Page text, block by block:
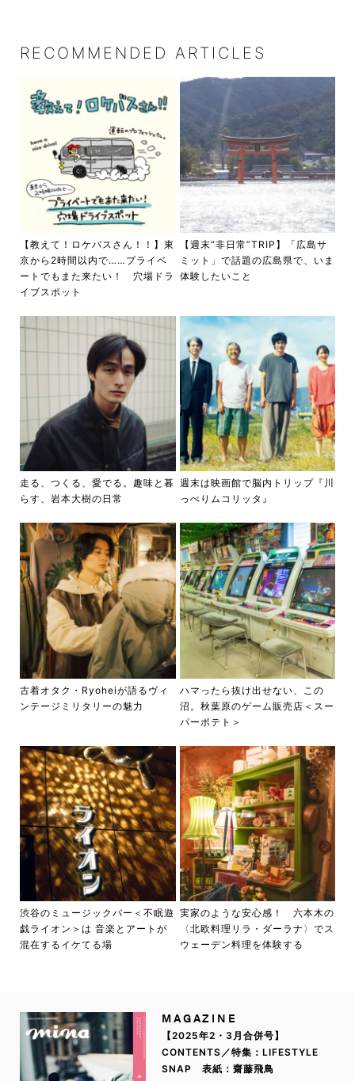
RECOMMENDED ARTICLES
【教えて！ロケバスさん！！】東
京から2時間以内で……プライベ
ートでもまた来たい！ 穴場ドラ
イブスポット
【週末“非日常”TRIP】「広島サ
ミット」で話題の広島県で、いま
体験したいこと
走る、つくる、愛でる。趣味と暮
らす、岩本大樹の日常
週末は映画館で脳内トリップ『川
っぺりムコリッタ』
古着オタク・Ryoheiが語るヴィ
ンテージミリタリーの魅力
ハマったら抜け出せない、この
沼。秋葉原のゲーム販売店＜スー
パーポテト＞
渋谷のミュージックバー＜不眠遊
戯ライオン＞は 音楽とアートが
混在するイケてる場
実家のような安心感！ 六本木の
〈北欧料理リラ・ダーラナ〉でス
ウェーデン料理を体験する
MAGAZINE
【2025年2・3月合併号】
CONTENTS／特集：LIFESTYLE
SNAP 表紙：齋藤飛鳥